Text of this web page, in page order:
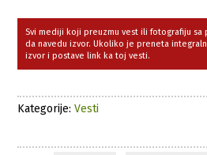
Svi mediji koji preuzmu vest ili fotografiju sa
da navedu izvor. Ukoliko je preneta
izvor i postave link ka toj vesti.
Kategorije:Vesti